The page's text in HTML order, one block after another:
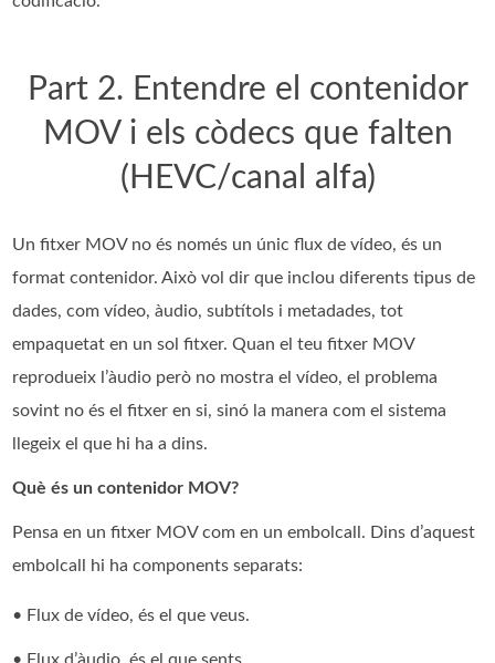
Part 2. Entendre el contenidor
MOV i els còdecs que falten
(HEVC/canal alfa)
Un fitxer MOV no és només un únic flux de vídeo, és un
format contenidor. Això vol dir que inclou diferents tipus de
dades, com vídeo, àudio, subtítols i metadades, tot
empaquetat en un sol fitxer. Quan el teu fitxer MOV
reprodueix l’àudio però no mostra el vídeo, el problema
sovint no és el fitxer en si, sinó la manera com el sistema
llegeix el que hi ha a dins.
Què és un contenidor MOV?
Pensa en un fitxer MOV com en un embolcall. Dins d’aquest
embolcall hi ha components separats:
• Flux de vídeo, és el que veus.
• Flux d’àudio, és el que sents.